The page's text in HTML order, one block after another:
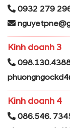
0932 279
Kinh doanh 3
Kinh doanh 4
086.546.